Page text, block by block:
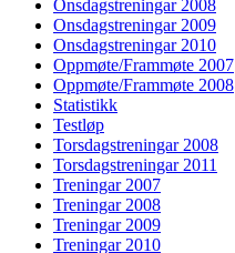
Onsdagstreningar 2008
Onsdagstreningar 2009
Onsdagstreningar 2010
Oppmøte/Frammøte 2007
Oppmøte/Frammøte 2008
Statistikk
Testløp
Torsdagstreningar 2008
Torsdagstreningar 2011
Treningar 2007
Treningar 2008
Treningar 2009
Treningar 2010